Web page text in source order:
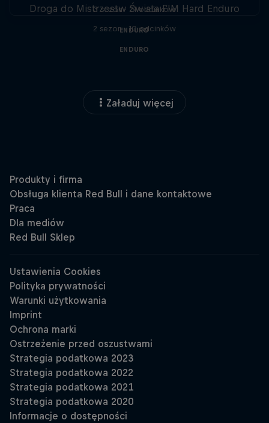
3 sezon · 21 odcinków
ENDURO
Droga do Mistrzostw Świata FIM Hard Enduro
2 sezon · 10 odcinków
ENDURO
Załaduj więcej